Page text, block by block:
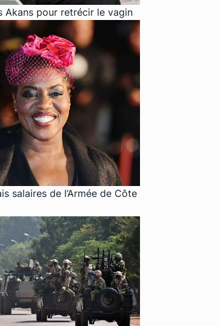
Akans pour retrécir le vagin
salaires de l’Armée de Côte